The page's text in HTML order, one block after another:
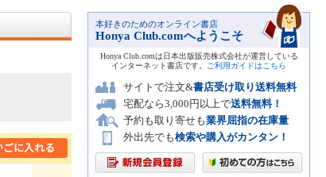
本好きのためのオンライン書店
Honya Club.comへようこそ
Honya Club.comは日本出版販売株式会社が運営している
インターネット書店です。
ご利用ガイドはこちら
サイトで注文&書店受け取り送料無料
宅配なら3,000円以上で送料無料！
予約も取り寄せも業界屈指の在庫量
外出先でも検索や購入がカンタン！